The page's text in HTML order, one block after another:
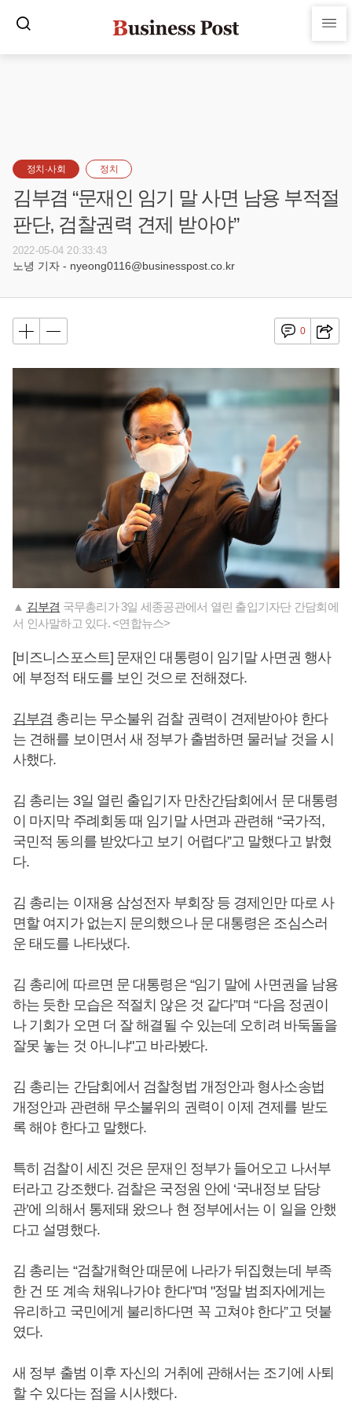
정치·사회 정치
김부겸 “문재인 임기 말 사면 남용 부적절
판단, 검찰권력 견제 받아야”
2022-05-04 20:33:43
노녕 기자 - nyeong0116@businesspost.co.kr
0
▲ 김부겸 국무총리가 3일 세종공관에서 열린 출입기자단 간담회에
서 인사말하고 있다. <연합뉴스>
[비즈니스포스트] 문재인 대통령이 임기말 사면권 행사
에 부정적 태도를 보인 것으로 전해졌다.
김부겸 총리는 무소불위 검찰 권력이 견제받아야 한다
는 견해를 보이면서 새 정부가 출범하면 물러날 것을 시
사했다.
김 총리는 3일 열린 출입기자 만찬간담회에서 문 대통령
이 마지막 주례회동 때 임기말 사면과 관련해 “국가적,
국민적 동의를 받았다고 보기 어렵다”고 말했다고 밝혔
다.
김 총리는 이재용 삼성전자 부회장 등 경제인만 따로 사
면할 여지가 없는지 문의했으나 문 대통령은 조심스러
운 태도를 나타냈다.
김 총리에 따르면 문 대통령은 “임기 말에 사면권을 남용
하는 듯한 모습은 적절치 않은 것 같다”며 “다음 정권이
나 기회가 오면 더 잘 해결될 수 있는데 오히려 바둑돌을
잘못 놓는 것 아니냐"고 바라봤다.
김 총리는 간담회에서 검찰청법 개정안과 형사소송법
개정안과 관련해 무소불위의 권력이 이제 견제를 받도
록 해야 한다고 말했다.
특히 검찰이 세진 것은 문재인 정부가 들어오고 나서부
터라고 강조했다. 검찰은 국정원 안에 ‘국내정보 담당
관’에 의해서 통제돼 왔으나 현 정부에서는 이 일을 안했
다고 설명했다.
김 총리는 “검찰개혁안 때문에 나라가 뒤집혔는데 부족
한 건 또 계속 채워나가야 한다"며 "정말 범죄자에게는
유리하고 국민에게 불리하다면 꼭 고쳐야 한다”고 덧붙
였다.
새 정부 출범 이후 자신의 거취에 관해서는 조기에 사퇴
할 수 있다는 점을 시사했다.